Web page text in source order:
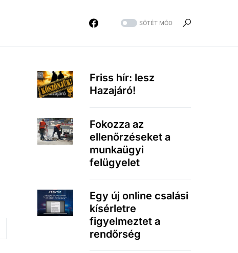
SÖTÉT MÓD
Friss hír: lesz
Hazajáró!
Fokozza az
ellenőrzéseket a
munkaügyi
felügyelet
Egy új online csalási
kísérletre
figyelmeztet a
rendőrség